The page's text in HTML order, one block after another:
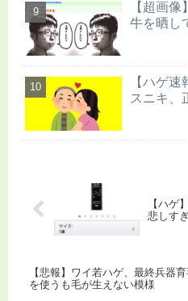
【超画
牛を晒し
【ハゲ
スニキ、
【ハゲ
悲しす
【悲報】ワイ若ハゲ、最終兵器
を使うも毛が生えない模様